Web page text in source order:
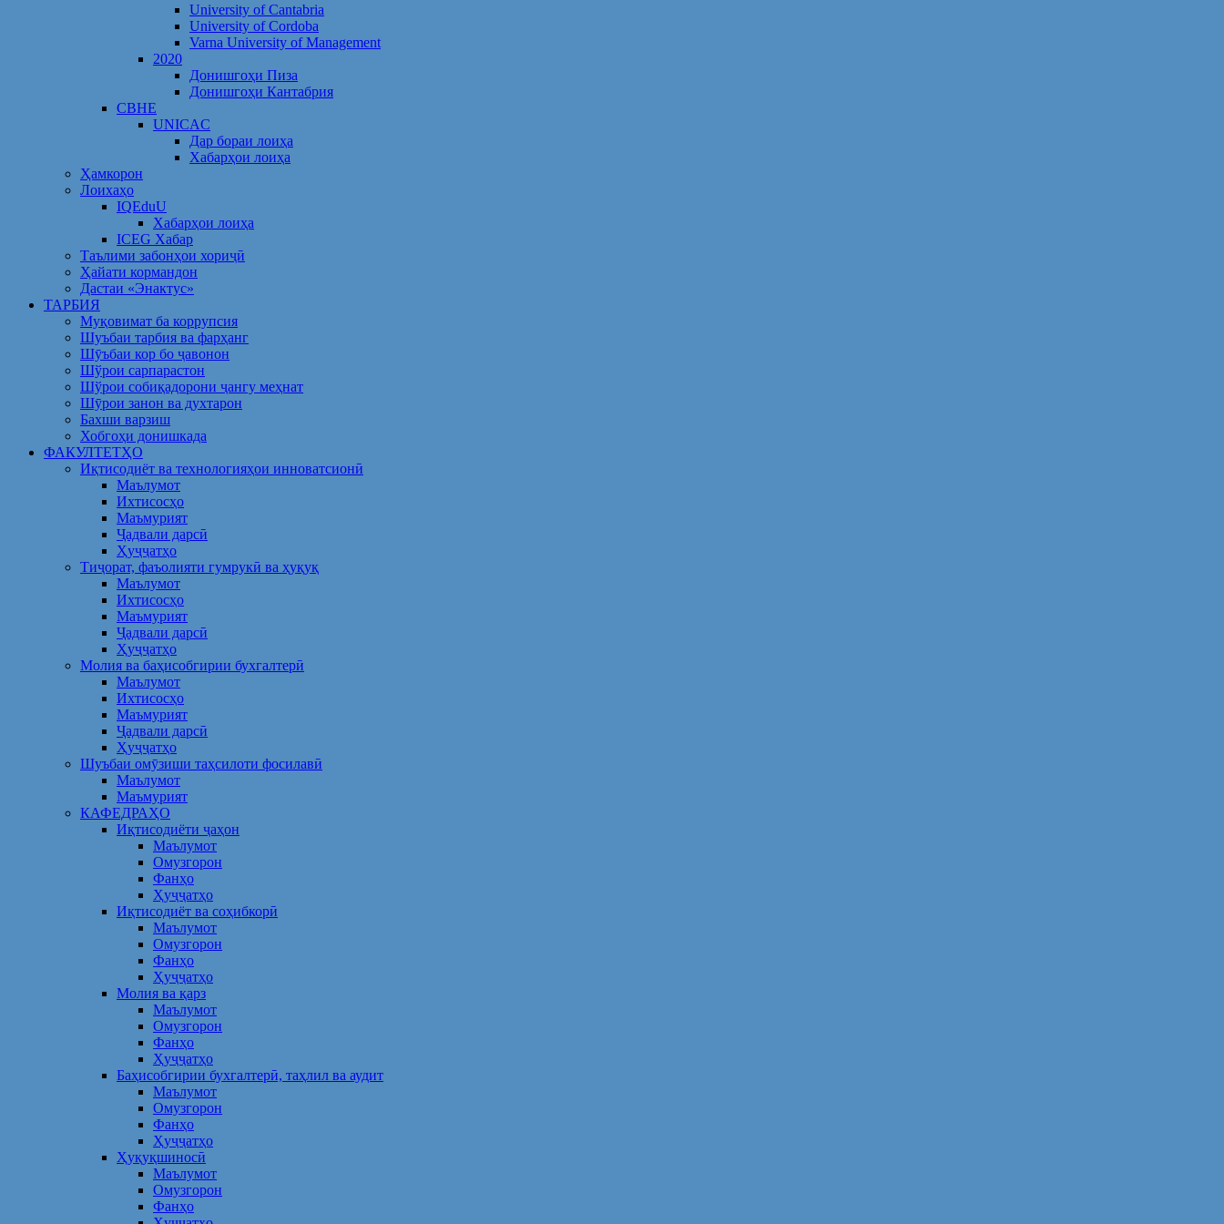
University of Cantabria
University of Cordoba
Varna University of Management
2020
Донишгоҳи Пиза
Донишгоҳи Кантабрия
CBHE
UNICAC
Дар бораи лоиҳа
Хабарҳои лоиҳа
Ҳамкорон
Лоихаҳо
IQEduU
Хабарҳои лоиҳа
ICEG Хабар
Таълими забонҳои хориҷӣ
Ҳайати кормандон
Дастаи «Энактус»
ТАРБИЯ
Муқовимат ба коррупсия
Шуъбаи тарбия ва фарҳанг
Шӯъбаи кор бо ҷавонон
Шўрои сарпарастон
Шўрои собиқадорони ҷангу меҳнат
Шӯрои занон ва духтарон
Бахши варзиш
Хобгоҳи донишкада
ФАКУЛТЕТҲО
Иқтисодиёт ва технологияҳои инноватсионӣ
Маълумот
Ихтисосҳо
Маъмурият
Ҷадвали дарсӣ
Ҳуҷҷатҳо
Тиҷорат, фаъолияти гумрукӣ ва ҳуқуқ
Маълумот
Ихтисосҳо
Маъмурият
Ҷадвали дарсӣ
Ҳуҷҷатҳо
Молия ва баҳисобгирии бухгалтерӣ
Маълумот
Ихтисосҳо
Маъмурият
Ҷадвали дарсӣ
Ҳуҷҷатҳо
Шуъбаи омӯзиши таҳсилоти фосилавӣ
Маълумот
Маъмурият
КАФЕДРАҲО
Иқтисодиёти ҷаҳон
Маълумот
Омузгорон
Фанҳо
Ҳуҷҷатҳо
Иқтисодиёт ва соҳибкорӣ
Маълумот
Омузгорон
Фанҳо
Ҳуҷҷатҳо
Молия ва қарз
Маълумот
Омузгорон
Фанҳо
Ҳуҷҷатҳо
Баҳисобгирии бухгалтерӣ, таҳлил ва аудит
Маълумот
Омузгорон
Фанҳо
Ҳуҷҷатҳо
Ҳуқуқшиносӣ
Маълумот
Омузгорон
Фанҳо